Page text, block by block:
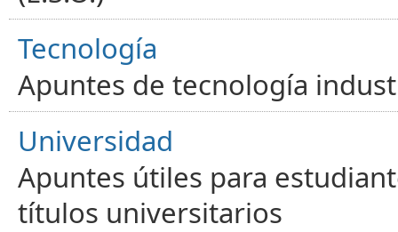
Tecnología
Apuntes de tecnología
Universidad
Apuntes útiles para
títulos universitarios